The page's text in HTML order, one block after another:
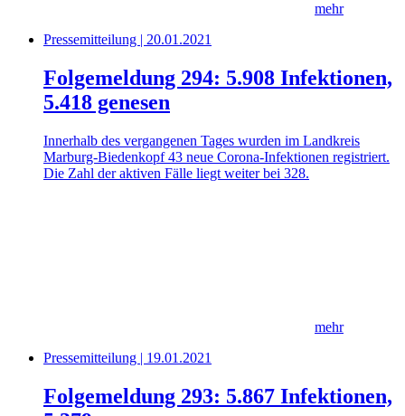
mehr
Pressemitteilung | 20.01.2021
Folgemeldung 294: 5.908 Infektionen,
5.418 genesen
Innerhalb des vergangenen Tages wurden im Landkreis
Marburg-Biedenkopf 43 neue Corona-Infektionen registriert.
Die Zahl der aktiven Fälle liegt weiter bei 328.
mehr
Pressemitteilung | 19.01.2021
Folgemeldung 293: 5.867 Infektionen,